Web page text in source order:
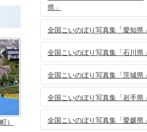
）
県」
全国こいのぼり写真集「愛知県」
全国こいのぼり写真集「石川県」
全国こいのぼり写真集「茨城県」
全国こいのぼり写真集「岩手県」
全国こいのぼり写真集「愛媛県」